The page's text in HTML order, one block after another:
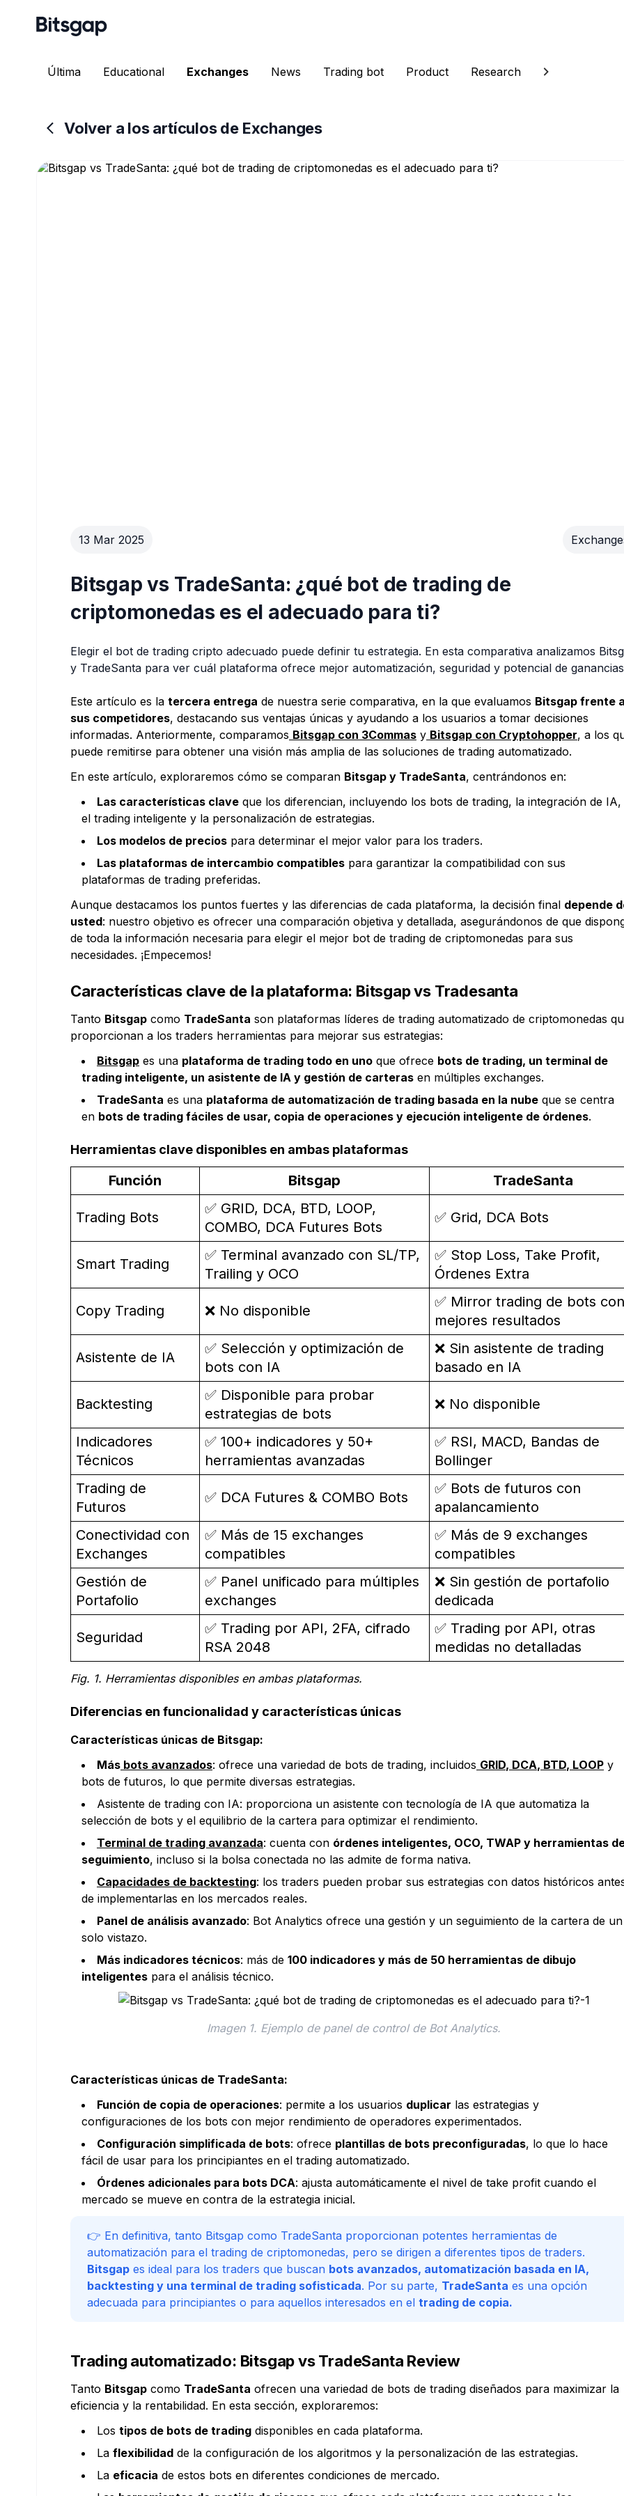
Última Educational Exchanges News Trading bot Product Research
Volver a los artículos de Exchanges
13 Mar 2025
Bitsgap vs TradeSanta: ¿qué bot de trading de
criptomonedas es el adecuado para ti?
Elegir el bot de trading cripto adecuado puede definir tu estrategia. En esta comparativa analizamos
y TradeSanta para ver cuál plataforma ofrece mejor automatización, seguridad y potencial de
Este artículo es la tercera entrega de nuestra serie comparativa, en la que evaluamos Bitsgap frente
sus competidores, destacando sus ventajas únicas y ayudando a los usuarios a tomar decisiones
informadas. Anteriormente, comparamos Bitsgap con 3Commas y Bitsgap con Cryptohopper, a los
puede remitirse para obtener una visión más amplia de las soluciones de trading automatizado.
En este artículo, exploraremos cómo se comparan Bitsgap y TradeSanta, centrándonos en:
Las características clave que los diferencian, incluyendo los bots de trading, la integración de IA,
el trading inteligente y la personalización de estrategias.
Los modelos de precios para determinar el mejor valor para los traders.
Las plataformas de intercambio compatibles para garantizar la compatibilidad con sus
plataformas de trading preferidas.
Aunque destacamos los puntos fuertes y las diferencias de cada plataforma, la decisión final depende
usted: nuestro objetivo es ofrecer una comparación objetiva y detallada, asegurándonos de que
de toda la información necesaria para elegir el mejor bot de trading de criptomonedas para sus
necesidades. ¡Empecemos!
Características clave de la plataforma: Bitsgap vs Tradesanta
Tanto Bitsgap como TradeSanta son plataformas líderes de trading automatizado de criptomonedas
proporcionan a los traders herramientas para mejorar sus estrategias:
Bitsgap es una plataforma de trading todo en uno que ofrece bots de trading, un terminal de
trading inteligente, un asistente de IA y gestión de carteras en múltiples exchanges.
TradeSanta es una plataforma de automatización de trading basada en la nube que se centra
en bots de trading fáciles de usar, copia de operaciones y ejecución inteligente de órdenes.
Herramientas clave disponibles en ambas plataformas
Función Bitsgap TradeSanta
Trading Bots
✅ GRID, DCA, BTD, LOOP,
COMBO, DCA Futures Bots
✅ Grid, DCA Bots
Smart Trading
✅ Terminal avanzado con SL/TP,
Trailing y OCO
✅ Stop Loss, Take Profit,
Órdenes Extra
Copy Trading ❌ No disponible
✅ Mirror trading de bots con
mejores resultados
Asistente de IA
✅ Selección y optimización de
bots con IA
❌ Sin asistente de trading
basado en IA
Backtesting
✅ Disponible para probar
estrategias de bots
❌ No disponible
Indicadores
Técnicos
✅ 100+ indicadores y 50+
herramientas avanzadas
✅ RSI, MACD, Bandas de
Bollinger
Trading de
Futuros
✅ DCA Futures & COMBO Bots
✅ Bots de futuros con
apalancamiento
Conectividad con
Exchanges
✅ Más de 15 exchanges
compatibles
✅ Más de 9 exchanges
compatibles
Gestión de
Portafolio
✅ Panel unificado para múltiples
exchanges
❌ Sin gestión de portafolio
dedicada
Seguridad
✅ Trading por API, 2FA, cifrado
RSA 2048
✅ Trading por API, otras
medidas no detalladas
Fig. 1. Herramientas disponibles en ambas plataformas.
Diferencias en funcionalidad y características únicas
Características únicas de Bitsgap:
Más bots avanzados: ofrece una variedad de bots de trading, incluidos GRID, DCA, BTD, LOOP y
bots de futuros, lo que permite diversas estrategias.
Asistente de trading con IA: proporciona un asistente con tecnología de IA que automatiza la
selección de bots y el equilibrio de la cartera para optimizar el rendimiento.
Terminal de trading avanzada: cuenta con órdenes inteligentes, OCO, TWAP y herramientas
seguimiento, incluso si la bolsa conectada no las admite de forma nativa.
Capacidades de backtesting: los traders pueden probar sus estrategias con datos históricos
de implementarlas en los mercados reales.
Panel de análisis avanzado: Bot Analytics ofrece una gestión y un seguimiento de la cartera de un
solo vistazo.
Más indicadores técnicos: más de 100 indicadores y más de 50 herramientas de dibujo
inteligentes para el análisis técnico.
Imagen 1. Ejemplo de panel de control de Bot Analytics.
Características únicas de TradeSanta:
Función de copia de operaciones: permite a los usuarios duplicar las estrategias y
configuraciones de los bots con mejor rendimiento de operadores experimentados.
Configuración simplificada de bots: ofrece plantillas de bots preconfiguradas, lo que lo hace
fácil de usar para los principiantes en el trading automatizado.
Órdenes adicionales para bots DCA: ajusta automáticamente el nivel de take profit cuando el
mercado se mueve en contra de la estrategia inicial.
👉 En definitiva, tanto Bitsgap como TradeSanta proporcionan potentes herramientas de
automatización para el trading de criptomonedas, pero se dirigen a diferentes tipos de traders.
Bitsgap es ideal para los traders que buscan bots avanzados, automatización basada en IA,
backtesting y una terminal de trading sofisticada. Por su parte, TradeSanta es una opción
adecuada para principiantes o para aquellos interesados en el trading de copia.
Trading automatizado: Bitsgap vs TradeSanta Review
Tanto Bitsgap como TradeSanta ofrecen una variedad de bots de trading diseñados para maximizar la
eficiencia y la rentabilidad. En esta sección, exploraremos:
Los tipos de bots de trading disponibles en cada plataforma.
La flexibilidad de la configuración de los algoritmos y la personalización de las estrategias.
La eficacia de estos bots en diferentes condiciones de mercado.